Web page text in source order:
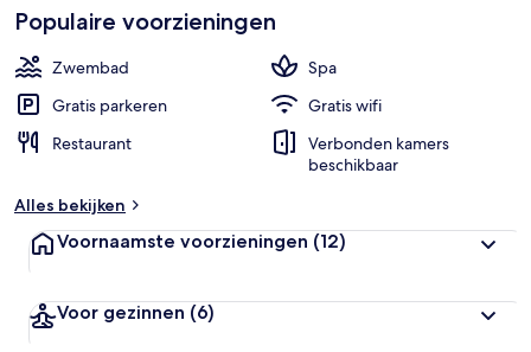
Populaire voorzieningen
Zwembad
Spa
Gratis parkeren
Gratis wifi
Restaurant
Verbonden kamers
beschikbaar
Alles bekijken
Voornaamste voorzieningen (12)
Voor gezinnen (6)